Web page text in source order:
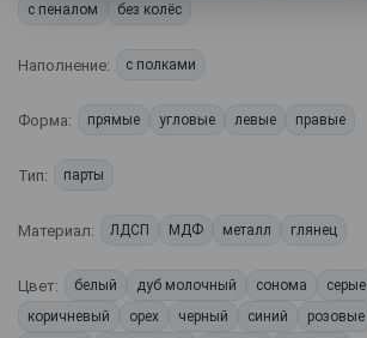
с пеналом
без колёс
Наполнение: с полками
Форма: прямые угловые левые правые
Тип: парты
Материал: ЛДСП МДФ металл глянец
Цвет: белый дуб молочный сонома серые
коричневый
орех черный синий розовые